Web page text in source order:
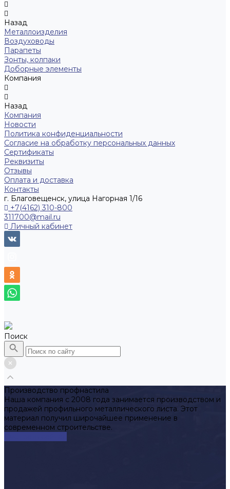
Назад
Металлоизделия
Воздуховоды
Парапеты
Зонты, колпаки
Доборные элементы
Компания
Назад
Компания
Новости
Политика конфиденциальности
Согласие на обработку персональных данных
Сертификаты
Реквизиты
Отзывы
Оплата и доставка
Контакты
г. Благовещенск, улица Нагорная 1/16
+7(4162) 310-800
311700@mail.ru
Личный кабинет
Поиск
Производство профнастила
Наша компания с 2008 года занимается производством и
продажей профильного металлического листа. Этот
материал получил широчайшее применение в
современном строительстве.